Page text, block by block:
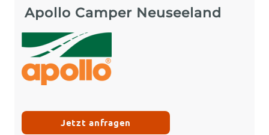
Apollo Camper Neuseeland
Jetzt anfragen